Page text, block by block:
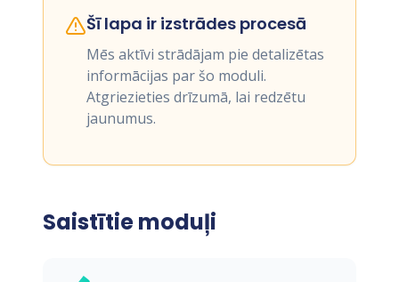
Šī lapa ir izstrādes procesā
Mēs aktīvi strādājam pie detalizētas
informācijas par šo moduli.
Atgriezieties drīzumā, lai redzētu
jaunumus.
Saistītie moduļi